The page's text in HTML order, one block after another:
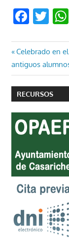
de
entradas
Entrada
anterior:
Celebrado en
antiguos
RECURSOS